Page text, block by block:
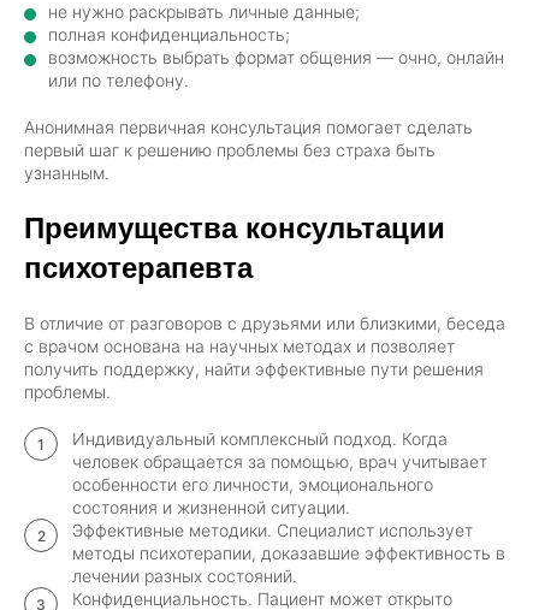
не нужно раскрывать личные данные;
полная конфиденциальность;
возможность выбрать формат общения — очно, онлайн
или по телефону.
Анонимная первичная консультация помогает сделать
первый шаг к решению проблемы без страха быть
узнанным.
Преимущества консультации
психотерапевта
В отличие от разговоров с друзьями или близкими, беседа
с врачом основана на научных методах и позволяет
получить поддержку, найти эффективные пути решения
проблемы.
Индивидуальный комплексный подход. Когда
человек обращается за помощью, врач учитывает
особенности его личности, эмоционального
состояния и жизненной ситуации.
Эффективные методики. Специалист использует
методы психотерапии, доказавшие эффективность в
лечении разных состояний.
Конфиденциальность. Пациент может открыто